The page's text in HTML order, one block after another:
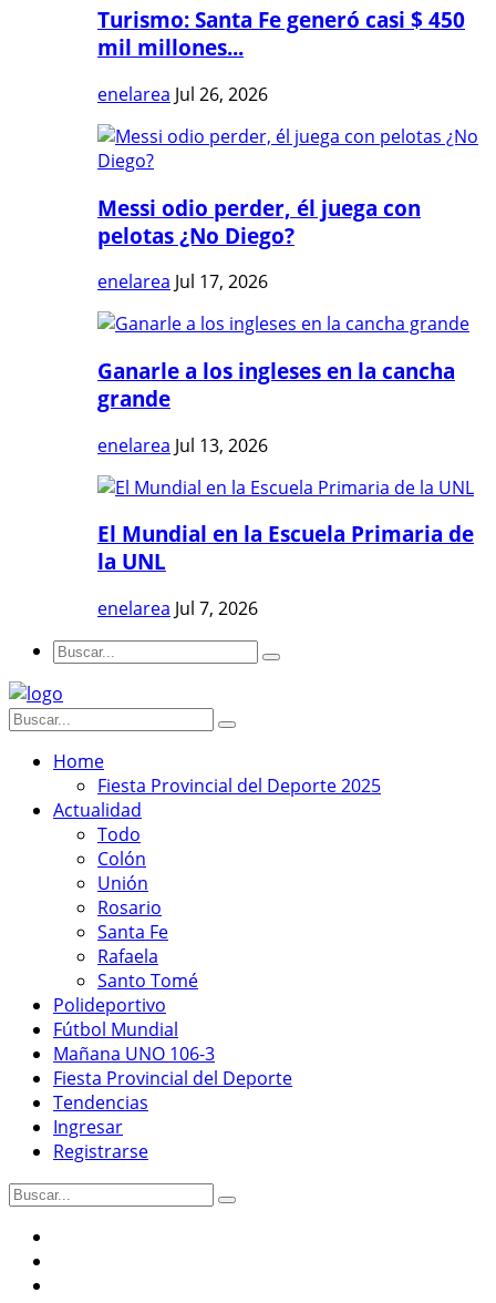
Turismo: Santa Fe generó casi $ 450
mil millones...
enelarea Jul 26, 2026
Messi odio perder, él juega con
pelotas ¿No Diego?
enelarea Jul 17, 2026
Ganarle a los ingleses en la cancha
grande
enelarea Jul 13, 2026
El Mundial en la Escuela Primaria de
la UNL
enelarea Jul 7, 2026
Home
Fiesta Provincial del Deporte 2025
Actualidad
Todo
Colón
Unión
Rosario
Santa Fe
Rafaela
Santo Tomé
Polideportivo
Fútbol Mundial
Mañana UNO 106-3
Fiesta Provincial del Deporte
Tendencias
Ingresar
Registrarse